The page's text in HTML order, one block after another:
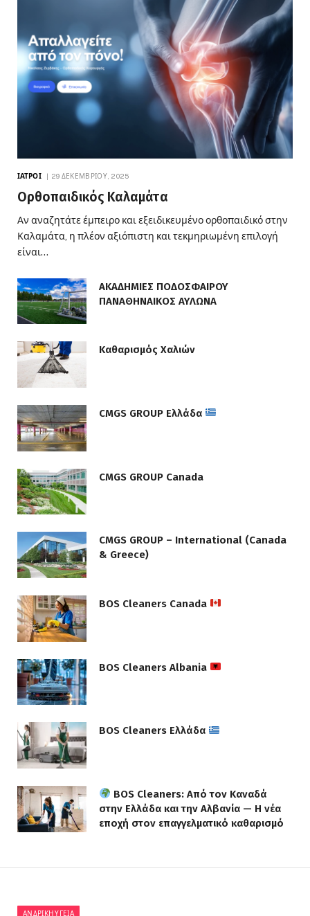
ΙΑΤΡΟΊ 29 ΔΕΚΕΜΒΡΊΟΥ, 2025
Ορθοπαιδικός Καλαμάτα
Αν αναζητάτε έμπειρο και εξειδικευμένο ορθοπαιδικό στην
Καλαμάτα, η πλέον αξιόπιστη και τεκμηριωμένη επιλογή
είναι…
ΑΚΑΔΗΜΙΕΣ ΠΟΔΟΣΦΑΙΡΟΥ
ΠΑΝΑΘΗΝΑΙΚΟΣ ΑΥΛΩΝΑ
Καθαρισμός Χαλιών
CMGS GROUP Ελλάδα
CMGS GROUP Canada
CMGS GROUP – International (Canada
& Greece)
BOS Cleaners Canada
BOS Cleaners Albania
BOS Cleaners Ελλάδα
BOS Cleaners: Από τον Καναδά
στην Ελλάδα και την Αλβανία — Η νέα
εποχή στον επαγγελματικό καθαρισμό
ΑΝΔΡΙΚΉ ΥΓΕΊΑ